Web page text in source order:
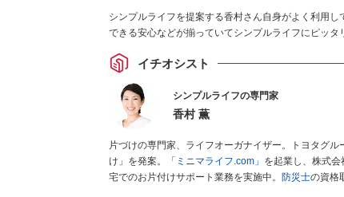
シンプルライフを提案する香村さん自身がよく利用
できる安心などが揃っていてシンプルライフにピッタ
イチオシスト
シンプルライフの専門家
香村 薫
片づけの専門家、ライフオーガナイザー。トヨタグ
け」を発案。
「ミニマライフ.com」 を起業し、株式
宅でのお片付けサポート業務を実施中。
防災士の資格